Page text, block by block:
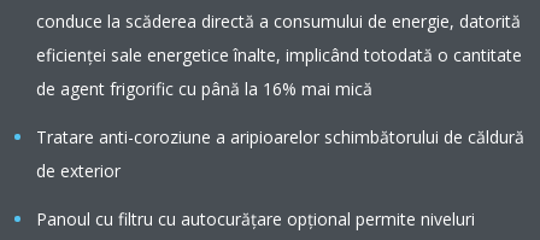
conduce la scăderea directă a consumului de energie, datorită
eficienței sale energetice înalte, implicând totodată o cantitate
de agent frigorific cu până la 16% mai mică
Tratare anti-coroziune a aripioarelor schimbătorului de căldură
de exterior
Panoul cu filtru cu autocurățare opțional permite niveluri